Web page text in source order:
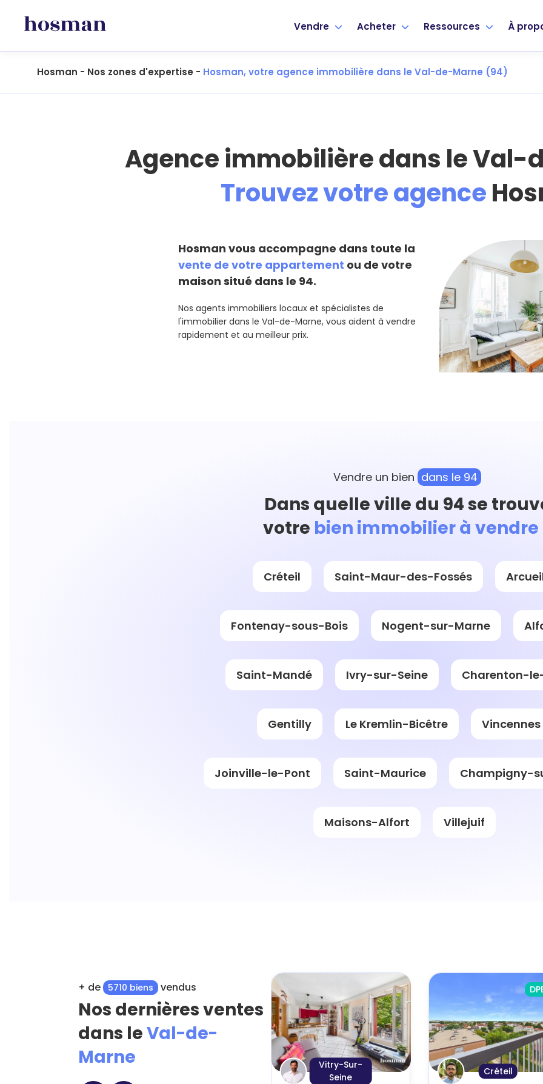
Vendre Acheter Ressources À
Hosman - Nos zones d'expertise - Hosman, votre agence immobilière dans le Val-de-Marne (94)
Agence immobilière dans le Val-
Trouvez votre agence
Hosman vous accompagne dans toute la
vente de votre appartement ou de votre
maison situé dans le 94.
Nos agents immobiliers locaux et spécialistes de
l'immobilier dans le Val-de-Marne, vous aident à vendre
rapidement et au meilleur prix.
Vendre un bien dans le 94
Dans quelle ville du 94 se
votre bien immobilier à vendre
Créteil Saint-Maur-des-Fossés
Fontenay-sous-Bois Nogent-sur-Marne
Saint-Mandé Ivry-sur-Seine Charenton-
Gentilly Le Kremlin-Bicêtre Vincennes
Joinville-le-Pont Saint-Maurice Champigny-
Maisons-Alfort Villejuif
+ de 5710 biens vendus
Nos dernières ventes
dans leVal-de-
Marne
Vitry-Sur-
Seine
Créteil